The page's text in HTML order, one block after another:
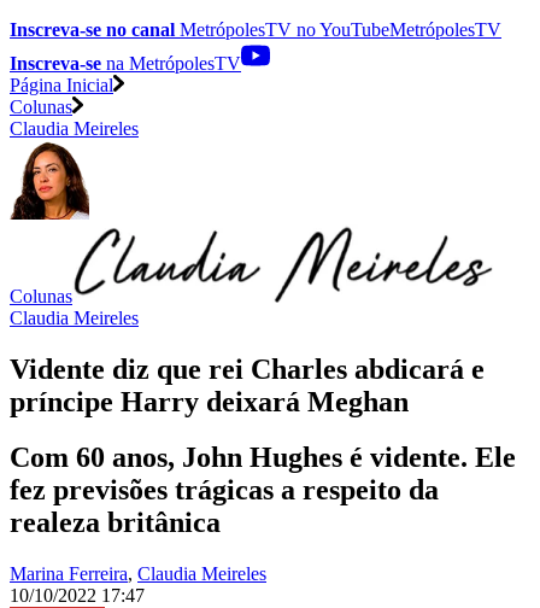
Inscreva-se no canal MetrópolesTV noYouTubeMetrópolesTV
Inscreva-se na MetrópolesTV
Página Inicial
Colunas
Claudia Meireles
Colunas
Claudia Meireles
Vidente diz que rei Charles abdicará e
príncipe Harry deixará Meghan
Com 60 anos, John Hughes é vidente. Ele
fez previsões trágicas a respeito da
realeza britânica
Marina Ferreira, Claudia Meireles
10/10/2022 17:47